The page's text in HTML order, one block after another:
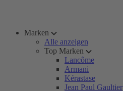
Marken
Alle anzeigen
Top Marken
Lancôme
Armani
Kérastase
Jean Paul Gaultier